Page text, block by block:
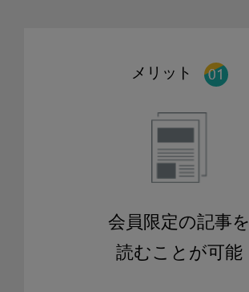
メリット
会員限定の記事を
読むことが可能